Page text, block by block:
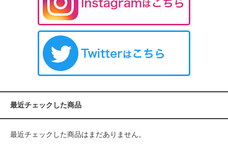
最近チェックした商品
最近チェックした商品はまだありません。